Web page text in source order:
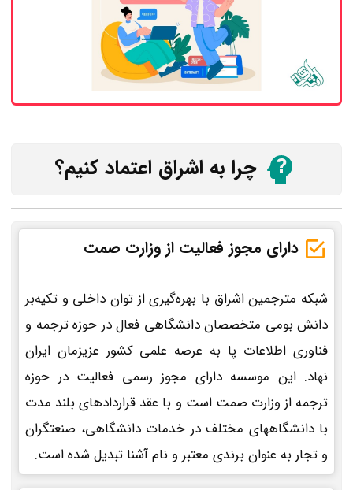
چرا به اشراق اعتماد کنیم؟
دارای مجوز فعالیت از وزارت صمت
شبکه مترجمین اشراق با بهره‌گیری از توان داخلی و تکیه‌بر
دانش بومی متخصصان دانشگاهی فعال در حوزه ترجمه و
فناوری اطلاعات پا به عرصه علمی کشور عزیزمان ایران
نهاد. این موسسه دارای مجوز رسمی فعالیت در حوزه
ترجمه از وزارت صمت است و با عقد قراردادهای بلند مدت
با دانشگاههای مختلف در خدمات دانشگاهی، صنعتگران
و تجار به عنوان برندی معتبر و نام آشنا تبدیل شده است.